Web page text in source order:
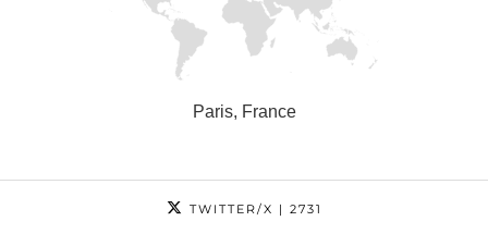
Paris, France
TWITTER/X | 2731